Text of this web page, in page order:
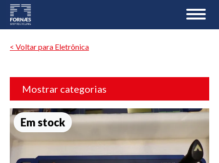
< Voltar para Eletrônica
Mostrar categorias
Em stock